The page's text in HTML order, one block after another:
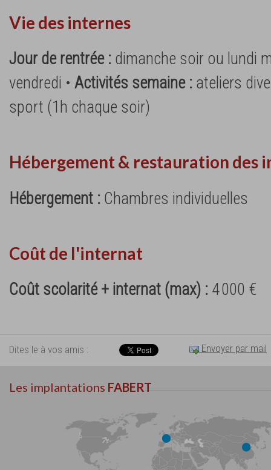
Vie des internes
Jour de rentrée : dimanche soir ou lundi
vendredi • Activités semaine : ateliers
sport (1h chaque soir)
Hébergement & restauration des
Hébergement : Chambres individuelles
Coût de l'internat
Coût scolarité + internat (max) : 4 000 €
Dites le à vos amis : Envoyer par mail
Les implantations FABERT